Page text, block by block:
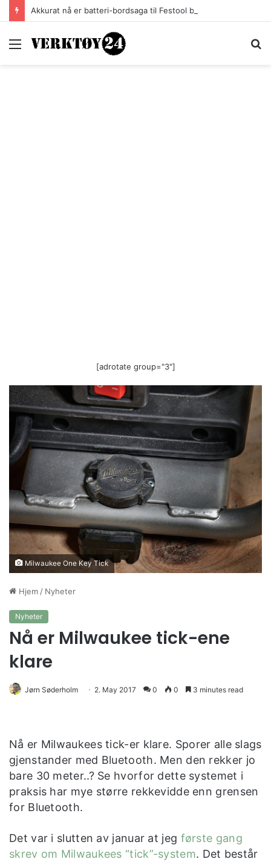
Akkurat nå er batteri-bordsaga til Festool billigere
Meny
[adrotate group="3"]
Milwaukee One Key Tick
Hjem / Nyheter
Nyheter
Nå er Milwaukee tick-ene
klare
Jørn Søderholm 2. May 2017 0 0 3 minutes read
Nå er Milwaukees tick-er klare. Sporer alle slags
gjenstander med Bluetooth. Men den rekker jo
bare 30 meter..? Se hvorfor dette systemet i
praksis har mye større rekkevidde enn grensen
for Bluetooth.
Det var i slutten av januar at jeg første gang
skrev om Milwaukees “tick”-system. Det består